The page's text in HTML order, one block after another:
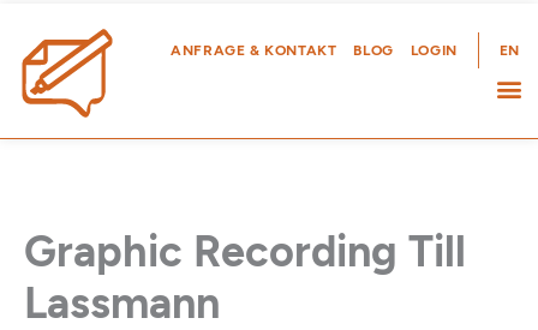
Inhalt
springen
ANFRAGE & KONTAKT BLOG LOGIN EN
Graphic Recording Till
Lassmann